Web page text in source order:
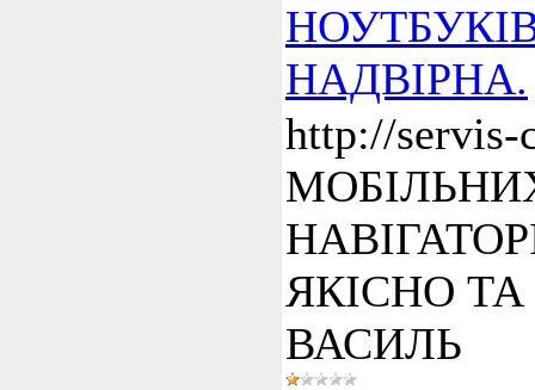
НАДВІРНА.
http://
ЯКІСНО ТА
ВАСИЛЬ